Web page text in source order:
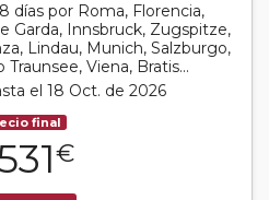
días por Roma, Florencia,
Garda, Innsbruck, Zugspitze,
Lindau, Munich, Salzburgo,
Viena, Bratis...
el 18 Oct. de 2026
final
€